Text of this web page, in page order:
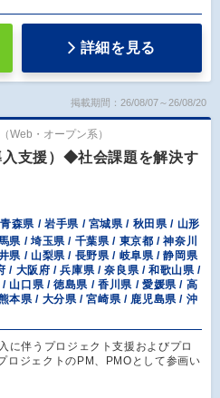
詳細を見る
掲載期間：26/08/07～26/08/20
Web・オープン系）
支援）◆社会課題を解決す
森県 / 岩手県 / 宮城県 / 秋田県 / 山形
県 / 埼玉県 / 千葉県 / 東京都 / 神奈川
県 / 山梨県 / 長野県 / 岐阜県 / 静岡県
/ 大阪府 / 兵庫県 / 奈良県 / 和歌山県 /
山口県 / 徳島県 / 香川県 / 愛媛県 / 高
本県 / 大分県 / 宮崎県 / 鹿児島県 / 沖
に伴うプロジェクト支援およびプロ
ロジェクトのPM、PMOとして参画い